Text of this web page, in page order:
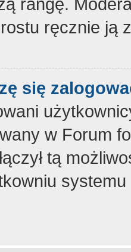
ręcznie ją
się
w Forum
tą